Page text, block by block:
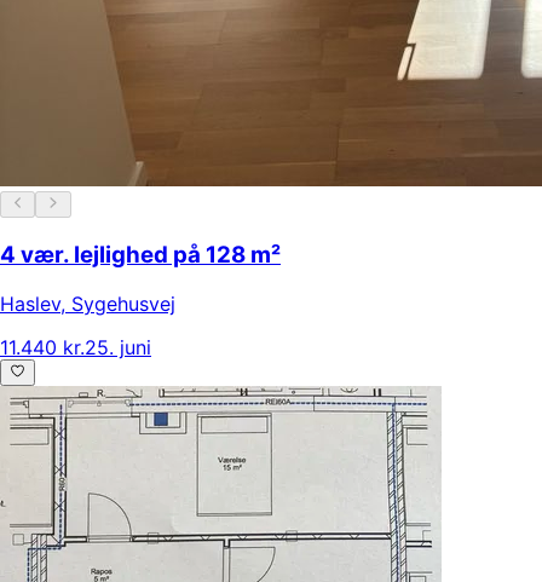
4 vær. lejlighed på 128 m²
Haslev, Sygehusvej
11.440 kr.25. juni